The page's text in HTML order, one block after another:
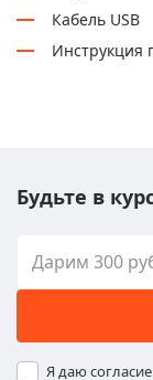
Кабель USB
Инструкция
Будьте в
Я даю